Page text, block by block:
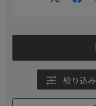
絞り込み